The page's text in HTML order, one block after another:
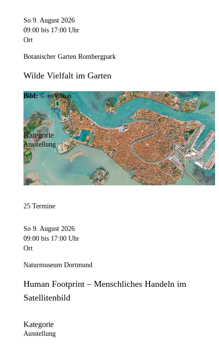
So 9. August 2026
09:00 bis 17:00 Uhr
Ort
Botanischer Garten Rombergpark
Wilde Vielfalt im Garten
Bild:© eoVision
Kategorie
Ausstellung
25 Termine
So 9. August 2026
09:00 bis 17:00 Uhr
Ort
Naturmuseum Dortmund
Human Footprint – Menschliches Handeln im
Satellitenbild
Kategorie
Ausstellung